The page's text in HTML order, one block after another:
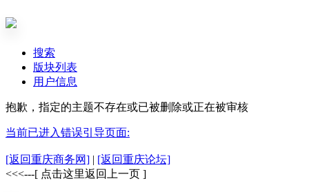
搜索
版块列表
用户信息
抱歉，指定的主题不存在或已被删除或正在被审核
当前已进入错误引导页面:
[返回重庆商务网] | [返回重庆论坛]
<<<---[ 点击这里返回上一页 ]